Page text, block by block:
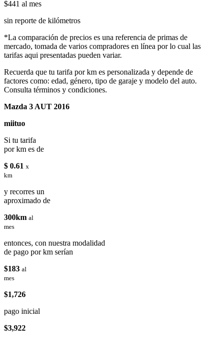
$441 al mes
sin reporte de kilómetros
*La comparación de precios es una referencia de primas de
mercado, tomada de varios compradores en línea por lo cual las
tarifas aqui presentadas pueden variar.
Recuerda que tu tarifa por km es personalizada y depende de
factores como: edad, género, tipo de garaje y modelo del auto.
Consulta términos y condiciones.
Mazda 3 AUT 2016
miituo
Si tu tarifa
por km es de
$ 0.61 x
km
y recorres un
aproximado de
300km al
mes
entonces, con nuestra modalidad
de pago por km serían
$183 al
mes
$1,726
pago inicial
$3,922